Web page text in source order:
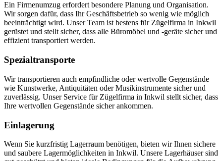
Ein Firmenumzug erfordert besondere Planung und Organisation.
Wir sorgen dafür, dass Ihr Geschäftsbetrieb so wenig wie möglich
beeinträchtigt wird. Unser Team ist bestens für Zügelfirma in Inkwil
gerüstet und stellt sicher, dass alle Büromöbel und -geräte sicher und
effizient transportiert werden.
Spezialtransporte
Wir transportieren auch empfindliche oder wertvolle Gegenstände
wie Kunstwerke, Antiquitäten oder Musikinstrumente sicher und
zuverlässig. Unser Service für Zügelfirma in Inkwil stellt sicher, dass
Ihre wertvollen Gegenstände sicher ankommen.
Einlagerung
Wenn Sie kurzfristig Lagerraum benötigen, bieten wir Ihnen sichere
und saubere Lagermöglichkeiten in Inkwil. Unsere Lagerhäuser sind